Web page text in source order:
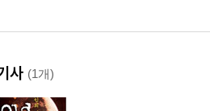
사 (1개)